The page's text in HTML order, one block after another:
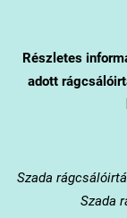
Részletes
adott
Szada
Szada